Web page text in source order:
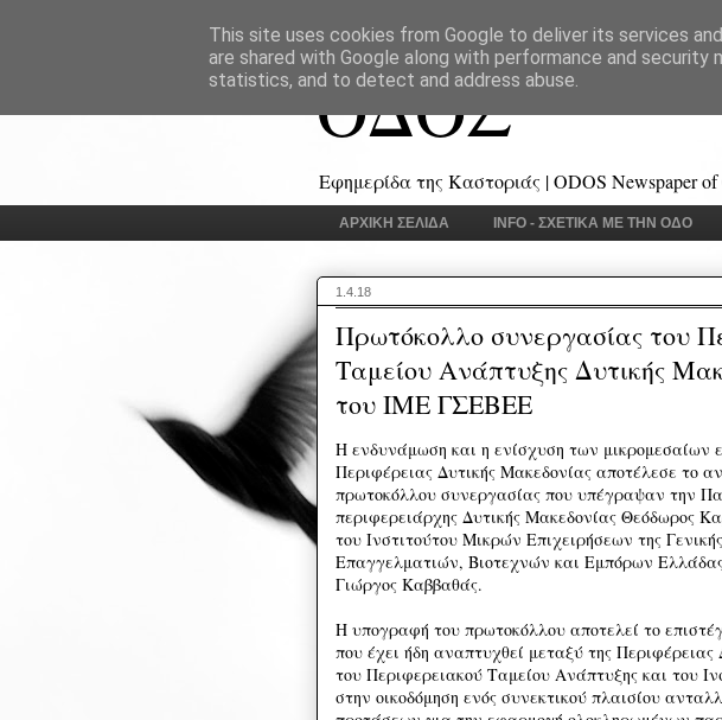
ΟΔΟΣ
Εφημερίδα της Καστοριάς | ODOS Newspaper of
ΑΡΧΙΚΗ ΣΕΛΙΔΑ INFO - ΣΧΕΤΙΚΑ ΜΕ ΤΗΝ ΟΔΟ
1.4.18
Πρωτόκολλο συνεργασίας του
Ταμείου Ανάπτυξης Δυτικής
του ΙΜΕ ΓΣΕΒΕΕ
Η ενδυνάμωση και η ενίσχυση των μικρομεσαίων
Περιφέρειας Δυτικής Μακεδονίας αποτέλεσε το
πρωτοκόλλου συνεργασίας που υπέγραψαν την
περιφερειάρχης Δυτικής Μακεδονίας Θεόδωρος
του Ινστιτούτου Μικρών Επιχειρήσεων της
Επαγγελματιών, Βιοτεχνών και Εμπόρων
Γιώργος Καββαθάς.
Η υπογραφή του πρωτοκόλλου αποτελεί το
που έχει ήδη αναπτυχθεί μεταξύ της Περιφέρειας
του Περιφερειακού Ταμείου Ανάπτυξης και του
στην οικοδόμηση ενός συνεκτικού πλαισίου
This site uses cookies from Google to deliver its services
are shared with Google along with performance and
statistics, and to detect and address abuse.